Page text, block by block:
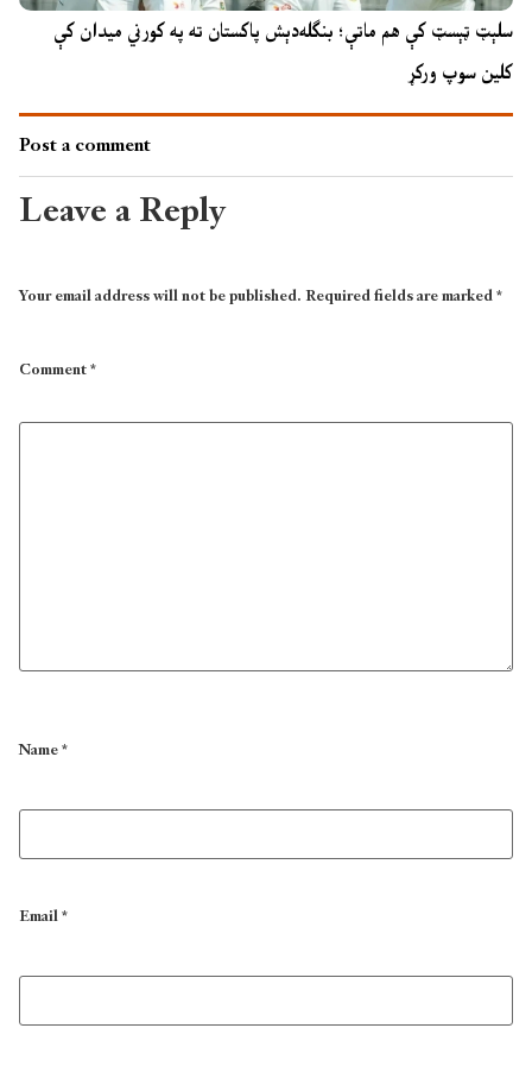
سلېټ ټېسټ کې هم ماتې؛ بنګله‌دېش پاکستان ته په کورني میدان کې
کلین سوپ ورکړ
Post a comment
Leave a Reply
Your email address will not be published.Required fields are marked*
Comment*
Name*
Email*